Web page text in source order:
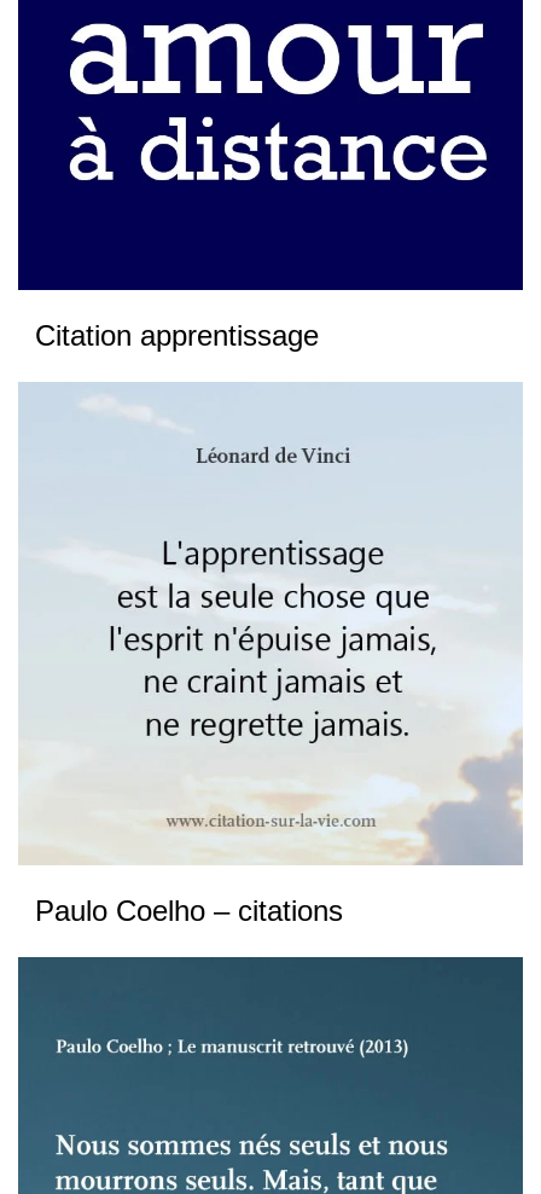
Citation apprentissage
Paulo Coelho – citations